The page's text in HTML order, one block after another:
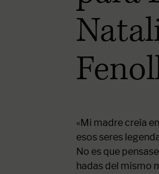
«Mi madre creía
esos seres
No es que
hadas del mismo